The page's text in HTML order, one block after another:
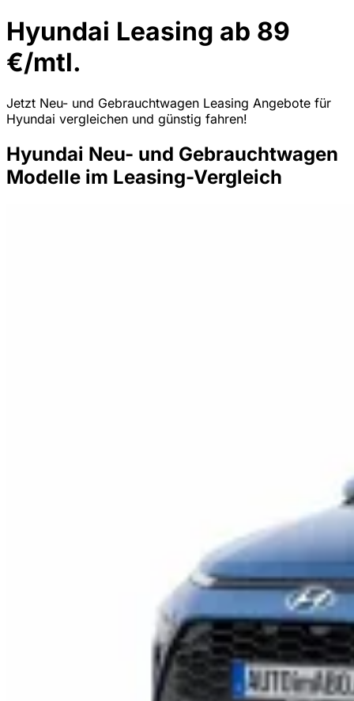
Hyundai Leasing ab 89
€/mtl.
Jetzt Neu- und Gebrauchtwagen Leasing Angebote für
Hyundai vergleichen und günstig fahren!
Hyundai Neu- und Gebrauchtwagen
Modelle im Leasing-Vergleich